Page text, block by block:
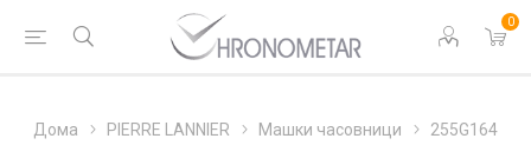
0
Дома PIERRE LANNIER Машки часовници 255G164